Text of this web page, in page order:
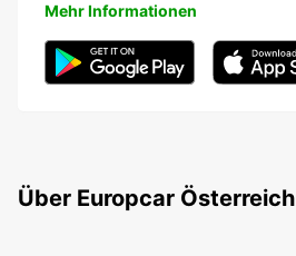
Mehr Informationen
Über Europcar Österreich